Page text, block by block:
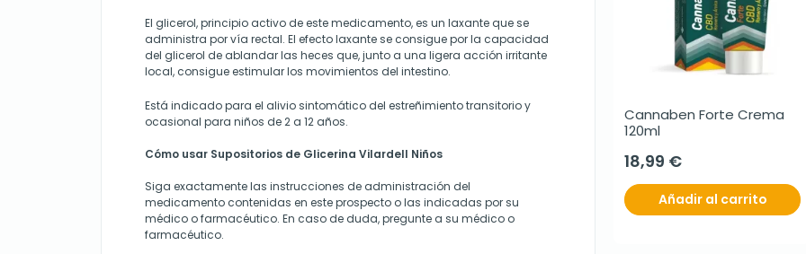
El glicerol, principio activo de este medicamento, es un laxante que se
administra por vía rectal. El efecto laxante se consigue por la capacidad
del glicerol de ablandar las heces que, junto a una ligera acción irritante
local, consigue estimular los movimientos del intestino.
Está indicado para el alivio sintomático del estreñimiento transitorio y
ocasional para niños de 2 a 12 años.
Cómo usar Supositorios de Glicerina Vilardell Niños
Siga exactamente las instrucciones de administración del
medicamento contenidas en este prospecto o las indicadas por su
médico o farmacéutico. En caso de duda, pregunte a su médico o
farmacéutico.
Cannaben Forte Crema
120ml
18,99 €
Añadir al carrito